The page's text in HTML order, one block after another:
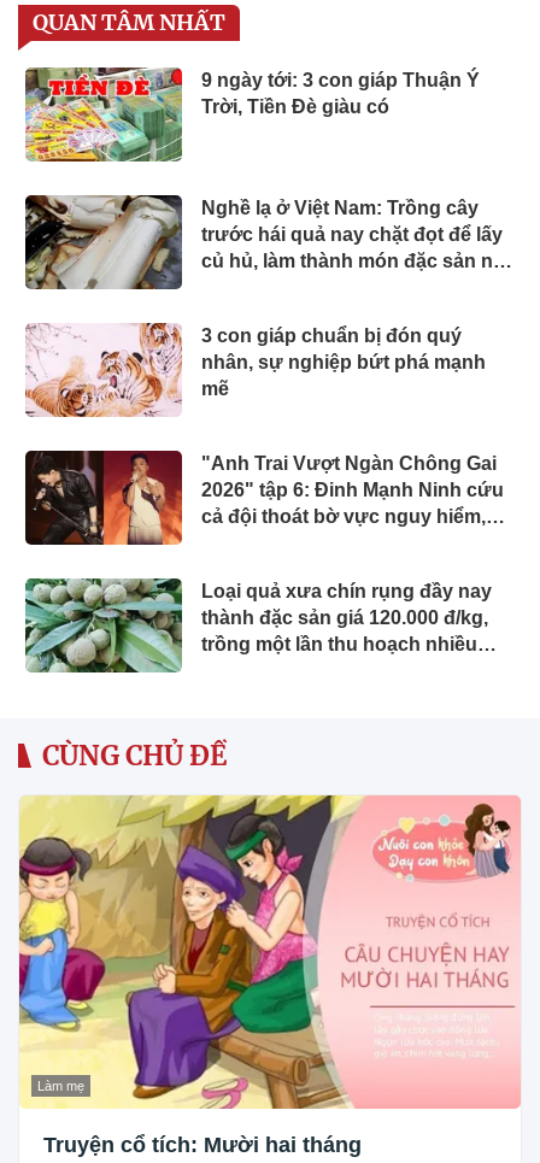
QUAN TÂM NHẤT
9 ngày tới: 3 con giáp Thuận Ý
Trời, Tiền Đè giàu có
Nghề lạ ở Việt Nam: Trồng cây
trước hái quả nay chặt đọt để lấy
củ hủ, làm thành món đặc sản nổi
3 con giáp chuẩn bị đón quý
nhân, sự nghiệp bứt phá mạnh
mẽ
"Anh Trai Vượt Ngàn Chông Gai
2026" tập 6: Đinh Mạnh Ninh cứu
cả đội thoát bờ vực nguy hiểm,
Loại quả xưa chín rụng đầy nay
thành đặc sản giá 120.000 đ/kg,
trồng một lần thu hoạch nhiều
CÙNG CHỦ ĐỀ
Làm mẹ
Truyện cổ tích: Mười hai tháng